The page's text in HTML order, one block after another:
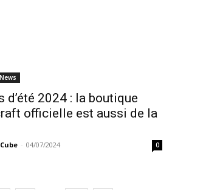
d’été 2024 : la boutique
officielle est aussi de la
- 04/07/2024 0